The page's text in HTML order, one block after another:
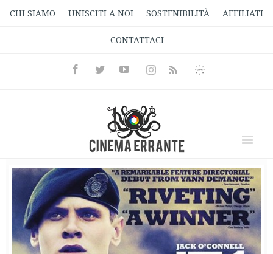
CHI SIAMO UNISCITI A NOI SOSTENIBILITÀ AFFILIATI
CONTATTACI
FacebookTwitterYoutubeInstagramRss
Informativa